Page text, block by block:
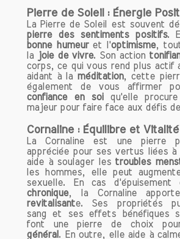
dioxyde de silicium
coloration est due à la
d'impuretés de fer. Cette
appréciée non
couleur vibrante, mais
dureté, qui varie entre
l'échelle de Mohs, ce qui la
aux bijoux et objets
Les Vertus de la Cornaline
1. Énergie et Vitalité
La cornaline est souvent
pierre de l'énergie. Elle est
stimuler la motivation et
prise d'initiative. Son éclat
est synonyme de
dynamisme. Si vous
Pierre de Soleil : Énergie
La Pierre de Soleil est souvent
pierre des sentiments positifs.
bonne humeur et l'optimisme,
la
joie de vivre. Son action
corps, ce qui vous rend plus actif
aidant à la méditation, cette
également de vous affirmer
confiance en soi qu'elle
majeur pour faire face aux défis
Cornaline : Équilibre et Vitalité
La Cornaline est une pierre
appréciée pour ses vertus liées à
aide à soulager lestroubles
les hommes, elle peut
sexuelle. En cas
chronique, la Cornaline
revitalisante. Ses propriétés
sang et ses effets bénéfiques
font une pierre de choix
général . En outre, elle aide à